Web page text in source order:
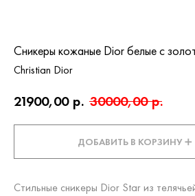
Сникеры кожаные Dior белые с
Christian Dior
21900,00 р. 30000,00 р.
ДОБАВИТЬ В КОРЗИНУ ➕
Стильные сникеры Dior Star из